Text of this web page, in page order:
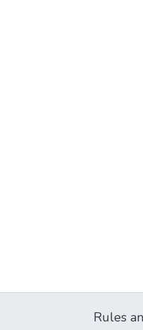
Rules